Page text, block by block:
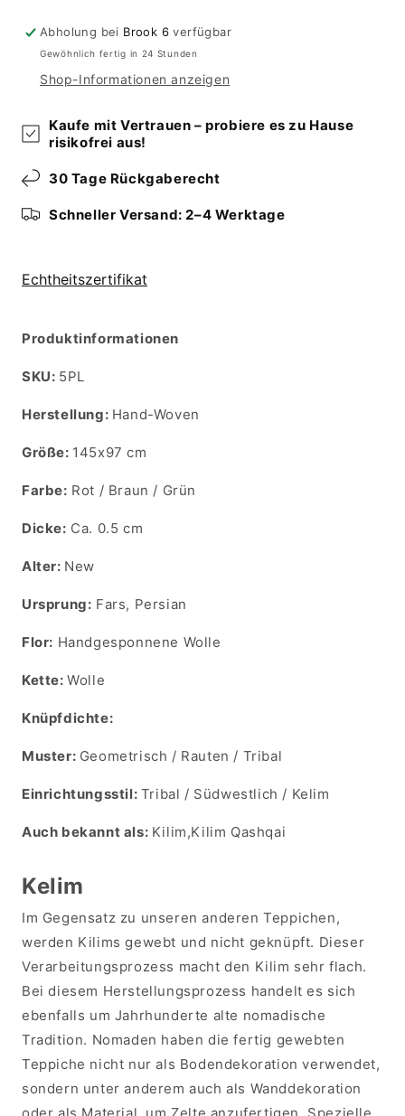
-
Multicolor
145x97
-
Multicolor
145x97
Abholung bei Brook 6 verfügbar
Gewöhnlich fertig in 24 Stunden
Shop-Informationen anzeigen
Kaufe mit Vertrauen – probiere es zu Hause
risikofrei aus!
30 Tage Rückgaberecht
Schneller Versand: 2–4 Werktage
Echtheitszertifikat
Produktinformationen
SKU:
SKU: 5PL
Herstellung: Hand-Woven
Größe: 145x97 cm
Farbe: Rot / Braun / Grün
Dicke: Ca. 0.5 cm
Alter: New
Ursprung: Fars, Persian
Flor: Handgesponnene Wolle
Kette:Wolle
Knüpfdichte:
Muster: Geometrisch / Rauten / Tribal
Einrichtungsstil: Tribal / Südwestlich / Kelim
Auch bekannt als: Kilim,Kilim Qashqai
Kelim
Im Gegensatz zu unseren anderen Teppichen,
werden Kilims gewebt und nicht geknüpft. Dieser
Verarbeitungsprozess macht den Kilim sehr flach.
Bei diesem Herstellungsprozess handelt es sich
ebenfalls um Jahrhunderte alte nomadische
Tradition. Nomaden haben die fertig gewebten
Teppiche nicht nur als Bodendekoration verwendet,
sondern unter anderem auch als Wanddekoration